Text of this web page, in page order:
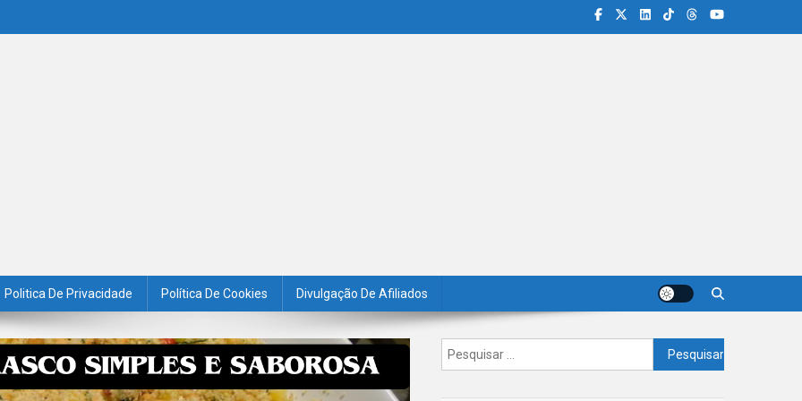
Politica De Privacidade Política De Cookies Divulgação De Afiliados
Pesquisar
por: